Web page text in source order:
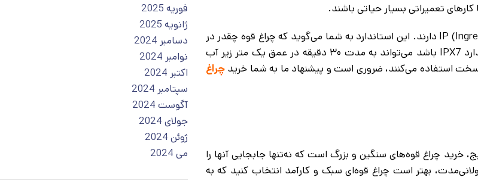
تعمیراتی بسیار حیاتی باشند.
چراغ قوه‌هایی که مقاوم در برابر آب هستند، معمولاً استانداردهای IP (Ingress Protection) دارند. این استاندارد به شما می‌گوید که چراغ قوه چقدر در
برابر نفوذ آب و گرد و غبار مقاوم است. به‌عنوان مثال، چراغ قوه‌ای که دارای استاندارد IPX7 باشد می‌تواند به مدت ۳۰ دقیقه در عمق یک متر زیر آب
سخت استفاده می‌کنند، ضروری است و پیشنهاد ما به شما خریدچراغ
خرید چراغ قوه‌های سنگین و بزرگ است که نه‌تنها جابجایی آنها را
بهتر است چراغ قوه‌ای سبک و کارآمد انتخاب کنید که به
فوریه 2025
ژانویه 2025
دسامبر 2024
نوامبر 2024
اکتبر 2024
سپتامبر 2024
آگوست 2024
جولای 2024
ژوئن 2024
می 2024